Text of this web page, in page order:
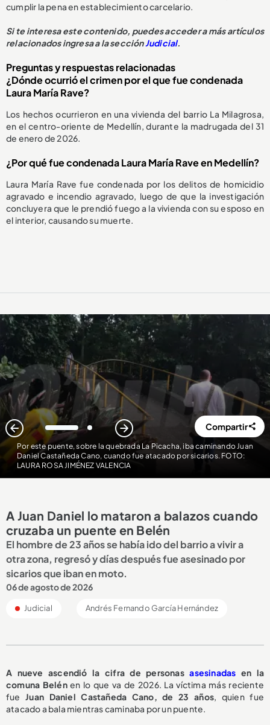
cumplir la pena en establecimiento carcelario.
Si te interesa este contenido, puedes acceder a más artículos
relacionados ingresa a la secciónJudicial.
Preguntas y respuestas relacionadas
¿Dónde ocurrió el crimen por el que fue condenada
Laura María Rave?
Los hechos ocurrieron en una vivienda del barrio La Milagrosa,
en el centro-oriente de Medellín, durante la madrugada del 31
de enero de 2026.
¿Por qué fue condenada Laura María Rave en Medellín?
Laura María Rave fue condenada por los delitos de homicidio
agravado e incendio agravado, luego de que la investigación
concluyera que le prendió fuego a la vivienda con su esposo en
el interior, causando su muerte.
Por este puente, sobre la quebrada La Picacha, iba caminando Juan
Daniel Castañeda Cano, cuando fue atacado por sicarios. FOTO:
LAURA ROSA JIMÉNEZ VALENCIA
1 2 Compartir
A Juan Daniel lo mataron a balazos cuando
cruzaba un puente en Belén
El hombre de 23 años se había ido del barrio a vivir a
otra zona, regresó y días después fue asesinado por
sicarios que iban en moto.
06 de agosto de 2026
Judicial Andrés Fernando García Hernández
A nueve ascendió la cifra de personasasesinadas en la
comuna Belénen lo que va de 2026. La víctima más reciente
fueJuan Daniel Castañeda Cano, de 23 años, quien fue
atacado a bala mientras caminaba por un puente.